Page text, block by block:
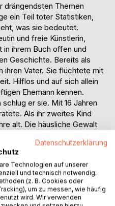
drängendsten Themen
ein Teil toter Statistiken,
was sie bedeutet.
und freie Künstlerin,
in ihrem Buch offen und
Geschichte. Bereits als
ihren Vater. Sie flüchtete mit
Hilflos und auf sich allein
Ehemann kennen.
er sie. Mit 16 Jahren
Als ihr zweites Kind
alt. Die häusliche Gewalt
ihr Verhalten, das ihr lange
schildert, wie sie sich
und mit ihren Kindern
den sozialen Kontext. Sie
sagt deutlich: Die
Datenschutzerklärung
Technologien auf unserer
und technisch notwendig.
(z. B. Cookies oder
um zu messen, wie häufig
wird. Wir verwenden